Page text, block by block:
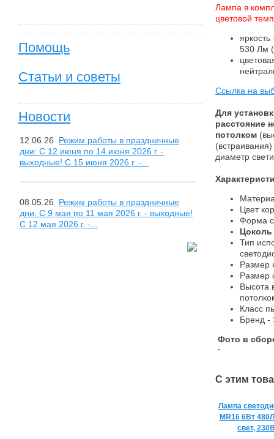
Помощь
Статьи и советы
Новости
12.06.26
Режим работы в праздничные
дни: С 12 июня по 14 июня 2026 г. -
выходные! С 15 июня 2026 г. -...
08.05.26
Режим работы в праздничные
дни: С 9 мая по 11 мая 2026 г. - выходные!
С 12 мая 2026 г. -...
Лампа в
цветовой
530 Лм
Ссылка на
Для
расстояние
потолком
диаметр
Цвет
Форма
Цоколь
Тип
Размер
Размер
Высота
Класс
Бренд -
Фото в
С этим
Лампа
MR16 6Вт
свет,